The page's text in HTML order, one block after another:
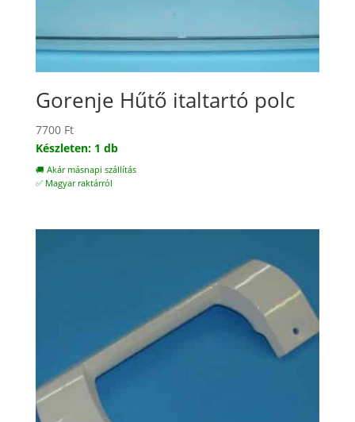
Gorenje Hűtő italtartó polc
7700 Ft
Készleten: 1 db
🚚 Akár másnapi szállítás
✅ Magyar raktárról